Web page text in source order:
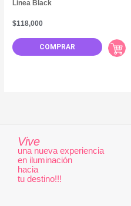
Linea Black
COMPRAR
$118,000
Vive
una nueva experiencia
en iluminación
hacia
tu destino!!!